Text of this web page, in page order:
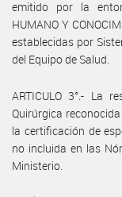
emitido por la
HUMANO Y
establecidas por
del Equipo de Salud.
ARTICULO 3°.- La
Quirúrgica
la certificación de
no incluida en las
Ministerio.